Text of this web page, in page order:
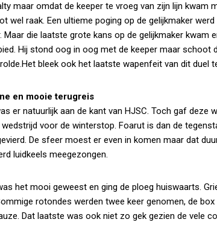
maar omdat de keeper te vroeg van zijn lijn kwam
wel raak. Een ultieme poging op de gelijkmaker
Maar die laatste grote kans op de gelijkmaker kwam
Hij stond oog in oog met de keeper maar
bleek ook het laatste wapenfeit van dit duel
en mooie terugreis
er natuurlijk aan de kant van HJSC. Toch gaf
voor de winterstop. Foarut is dan de
De sfeer moest er even in komen maar dat
luidkeels meegezongen.
het mooi geweest en ging de ploeg huiswaarts.
rotondes werden twee keer genomen, de
Dat laatste was ook niet zo gek gezien de vele